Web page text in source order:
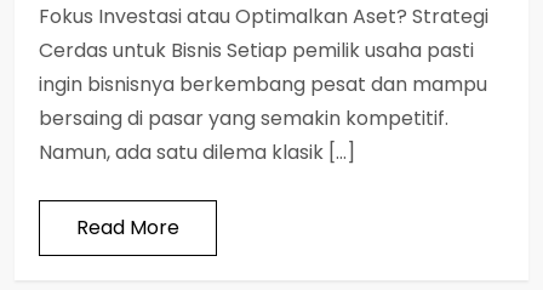
Fokus Investasi atau Optimalkan Aset? Strategi
Cerdas untuk Bisnis Setiap pemilik usaha pasti
ingin bisnisnya berkembang pesat dan mampu
bersaing di pasar yang semakin kompetitif.
Namun, ada satu dilema klasik […]
Read More